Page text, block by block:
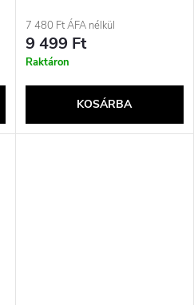
7 480 Ft ÁFA nélkül
9 499 Ft
Raktáron
KOSÁRBA